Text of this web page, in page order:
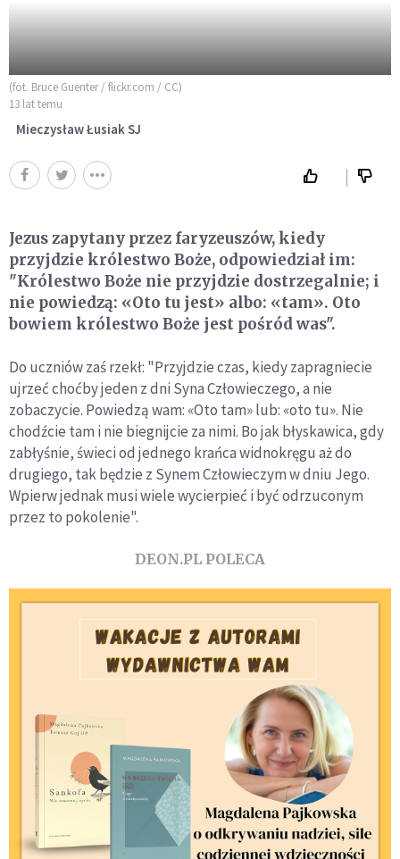
(fot. Bruce Guenter / flickr.com / CC)
13 lat temu
Mieczysław Łusiak SJ
Jezus zapytany przez faryzeuszów, kiedy
przyjdzie królestwo Boże, odpowiedział im:
"Królestwo Boże nie przyjdzie dostrzegalnie; i
nie powiedzą: «Oto tu jest» albo: «tam». Oto
bowiem królestwo Boże jest pośród was".
Do uczniów zaś rzekł: "Przyjdzie czas, kiedy zapragniecie
ujrzeć choćby jeden z dni Syna Człowieczego, a nie
zobaczycie. Powiedzą wam: «Oto tam» lub: «oto tu». Nie
chodźcie tam i nie biegnijcie za nimi. Bo jak błyskawica, gdy
zabłyśnie, świeci od jednego krańca widnokręgu aż do
drugiego, tak będzie z Synem Człowieczym w dniu Jego.
Wpierw jednak musi wiele wycierpieć i być odrzuconym
przez to pokolenie".
DEON.PL POLECA